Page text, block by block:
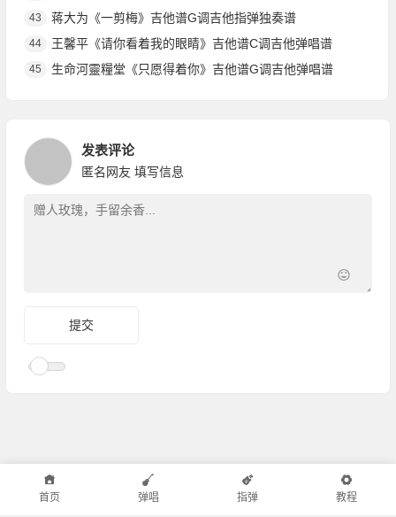
43 蒋大为《一剪梅》吉他谱G调吉他指弹独奏谱
44 王馨平《请你看着我的眼睛》吉他谱C调吉他弹唱谱
45 生命河靈糧堂《只愿得着你》吉他谱G调吉他弹唱谱
发表评论
匿名网友 填写信息
首页 弹唱 指弹 教程